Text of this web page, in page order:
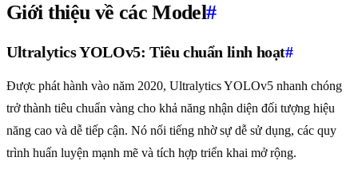
Giới thiệu về các Model#
Ultralytics YOLOv5: Tiêu chuẩn linh hoạt#
Được phát hành vào năm 2020, Ultralytics YOLOv5 nhanh chóng
trở thành tiêu chuẩn vàng cho khả năng nhận diện đối tượng hiệu
năng cao và dễ tiếp cận. Nó nổi tiếng nhờ sự dễ sử dụng, các quy
trình huấn luyện mạnh mẽ và tích hợp triển khai mở rộng.